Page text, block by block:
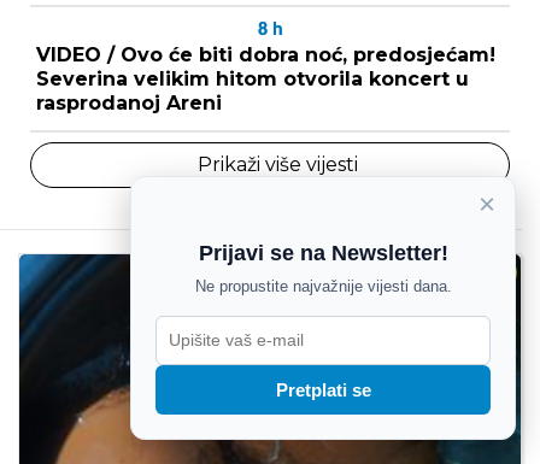
8 h
VIDEO / Ovo će biti dobra noć, predosjećam!
Severina velikim hitom otvorila koncert u
rasprodanoj Areni
Prikaži više vijesti
×
Prijavi se na Newsletter!
Ne propustite najvažnije vijesti dana.
Pretplati se